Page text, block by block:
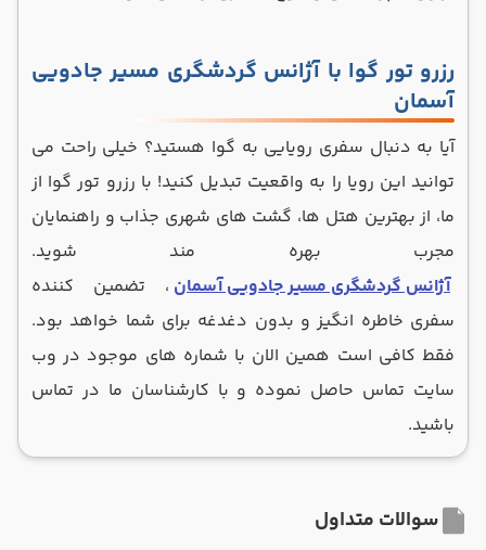
رزرو تور گوا با آژانس گردشگری مسیر جادویی
آسمان
آیا به دنبال سفری رویایی به گوا هستید؟ خیلی راحت می
توانید این رویا را به واقعیت تبدیل کنید! با رزرو تور گوا از
ما، از بهترین هتل ‌ها، گشت ‌های شهری جذاب و راهنمایان
مجرب بهره ‌مند شوید.
آژانس گردشگری مسیر جادویی آسمان ، تضمین ‌کننده
سفری خاطره ‌انگیز و بدون دغدغه برای شما خواهد بود.
فقط کافی است همین الان با شماره های موجود در وب
سایت تماس حاصل نموده و با کارشناسان ما در تماس
باشید.
سوالات متداول